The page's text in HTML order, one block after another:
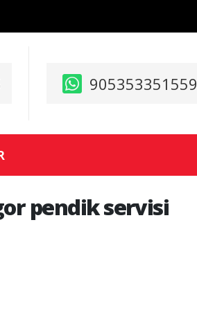
905353351559
pendik servisi